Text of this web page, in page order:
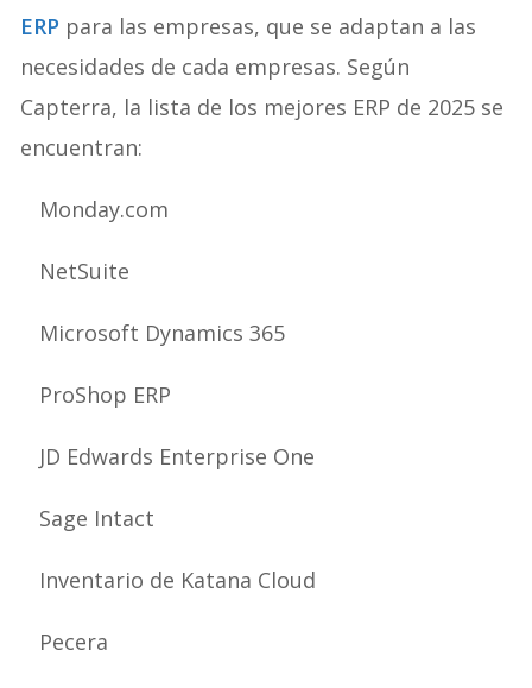
ERP para las empresas, que se adaptan a las
necesidades de cada empresas. Según
Capterra, la lista de los mejores ERP de 2025 se
encuentran:
Monday.com
NetSuite
Microsoft Dynamics 365
ProShop ERP
JD Edwards Enterprise One
Sage Intact
Inventario de Katana Cloud
Pecera